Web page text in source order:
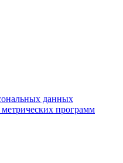
данных
программ